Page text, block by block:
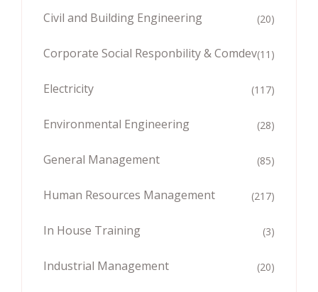
Civil and Building Engineering (20)
Corporate Social Responbility & Comdev(11)
Electricity (117)
Environmental Engineering (28)
General Management (85)
Human Resources Management (217)
In House Training (3)
Industrial Management (20)